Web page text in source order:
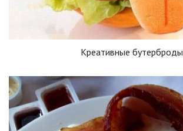
Креативные бутерброды